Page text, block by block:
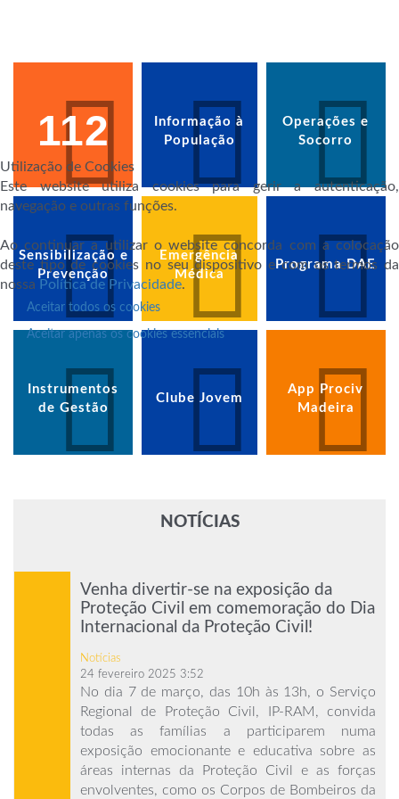
112
Informação à
População
Operações e
Socorro
Sensibilização e
Prevenção
Emergência
Médica
Programa DAE
Instrumentos
de Gestão
Clube Jovem
App Prociv
Madeira
NOTÍCIAS
Venha divertir-se na exposição da
Proteção Civil em comemoração do Dia
Internacional da Proteção Civil!
Notícias
24 fevereiro 2025 3:52
No dia 7 de março, das 10h às 13h, o Serviço
Regional de Proteção Civil, IP-RAM, convida
todas as famílias a participarem numa
exposição emocionante e educativa sobre as
áreas internas da Proteção Civil e as forças
envolventes, como os Corpos de Bombeiros da
Utilização de Cookies
Este website utiliza cookies para gerir a autenticação,
navegação e outras funções.
Ao continuar a utilizar o website concorda com a colocação
deste tipo de cookies no seu dispositivo e com os termos da
nossa Política de Privacidade.
Aceitar todos os cookies
Aceitar apenas os cookies essenciais